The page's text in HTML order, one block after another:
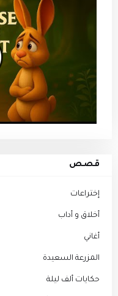
قصص
إختراعات
أخلاق و أداب
أغاني
المزرعة السعيدة
حكايات ألف ليلة